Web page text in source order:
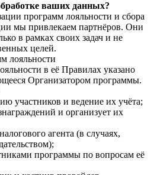
ваших данных?
программ лояльности и сбора
мы привлекаем партнёров. Они
в рамках своих задач и не
целей.
лояльности
в её Правилах указано
Организатором программы.
участников и ведение их учёта;
и организует их
агента (в случаях,
программы по вопросам её